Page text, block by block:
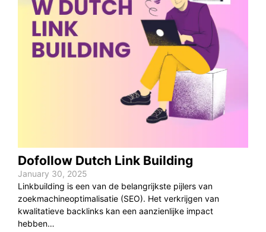
Dofollow Dutch Link Building
January 30, 2025
Linkbuilding is een van de belangrijkste pijlers van
zoekmachineoptimalisatie (SEO). Het verkrijgen van
kwalitatieve backlinks kan een aanzienlijke impact
hebben…